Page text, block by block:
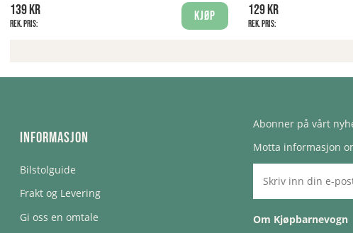
139 kr
Rek. pris:
Kjøp 129 kr
Rek. pris:
Informasjon
Bilstolguide
Frakt og Levering
Gi oss en omtale
Abonner på vårt
Motta informasjon
Om Kjøpbarnevogn